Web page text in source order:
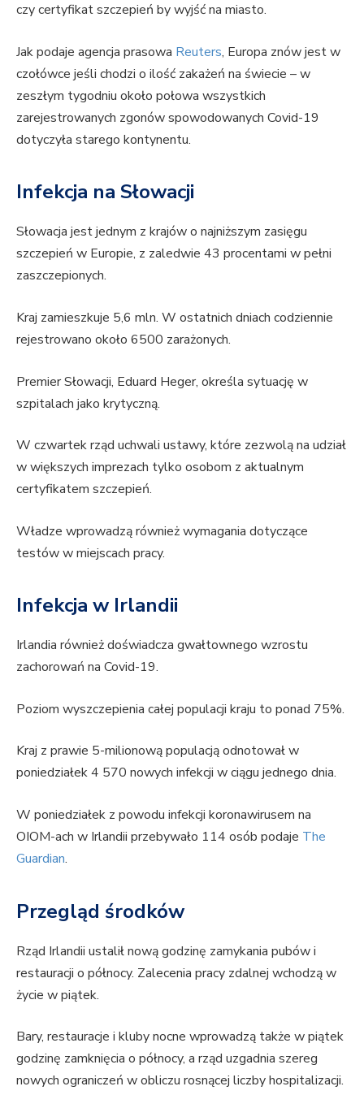
czy certyfikat szczepień by wyjść na miasto.
Jak podaje agencja prasowa Reuters, Europa znów jest w
czołówce jeśli chodzi o ilość zakażeń na świecie – w
zeszłym tygodniu około połowa wszystkich
zarejestrowanych zgonów spowodowanych Covid-19
dotyczyła starego kontynentu.
Infekcja na Słowacji
Słowacja jest jednym z krajów o najniższym zasięgu
szczepień w Europie, z zaledwie 43 procentami w pełni
zaszczepionych.
Kraj zamieszkuje 5,6 mln. W ostatnich dniach codziennie
rejestrowano około 6500 zarażonych.
Premier Słowacji, Eduard Heger, określa sytuację w
szpitalach jako krytyczną.
W czwartek rząd uchwali ustawy, które zezwolą na udział
w większych imprezach tylko osobom z aktualnym
certyfikatem szczepień.
Władze wprowadzą również wymagania dotyczące
testów w miejscach pracy.
Infekcja w Irlandii
Irlandia również doświadcza gwałtownego wzrostu
zachorowań na Covid-19.
Poziom wyszczepienia całej populacji kraju to ponad 75%.
Kraj z prawie 5-milionową populacją odnotował w
poniedziałek 4 570 nowych infekcji w ciągu jednego dnia.
W poniedziałek z powodu infekcji koronawirusem na
OIOM-ach w Irlandii przebywało 114 osób podaje The
Guardian.
Przegląd środków
Rząd Irlandii ustalił nową godzinę zamykania pubów i
restauracji o północy. Zalecenia pracy zdalnej wchodzą w
życie w piątek.
Bary, restauracje i kluby nocne wprowadzą także w piątek
godzinę zamknięcia o północy, a rząd uzgadnia szereg
nowych ograniczeń w obliczu rosnącej liczby hospitalizacji.